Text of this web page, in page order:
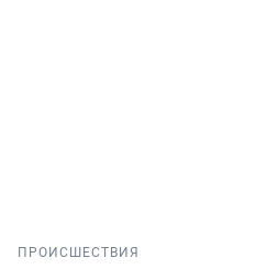
ПРОИСШЕСТВИЯ